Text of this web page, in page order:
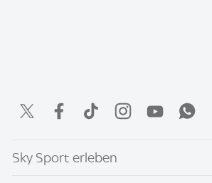
Sky Sport erleben